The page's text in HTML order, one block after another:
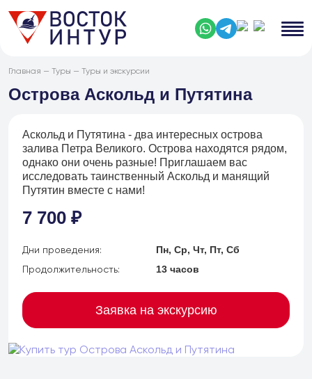
Главная — Туры — Туры и экскурсии
Острова Аскольд и Путятина
Аскольд и Путятина - два интересных острова
залива Петра Великого. Острова находятся рядом,
однако они очень разные! Приглашаем вас
исследовать таинственный Аскольд и манящий
Путятин вместе с нами!
7 700 ₽
Дни проведения:
Пн, Ср, Чт, Пт, Сб
Продолжительность:
13 часов
Заявка на экскурсию